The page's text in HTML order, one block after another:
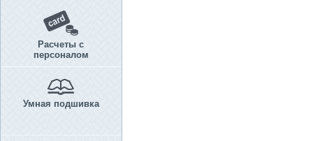
Расчеты с
персоналом
Умная подшивка